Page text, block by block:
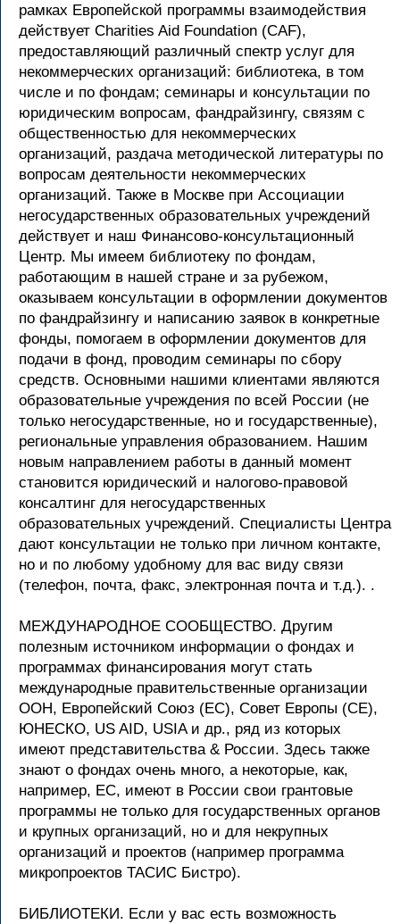
рамках Европейской программы взаимодействия
действует Charities Aid Foundation (CAF),
предоставляющий различный спектр услуг для
некоммерческих организаций: библиотека, в том
числе и по фондам; семинары и консультации по
юридическим вопросам, фандрайзингу, связям с
общественностью для некоммерческих
организаций, раздача методической литературы по
вопросам деятельности некоммерческих
организаций. Также в Москве при Ассоциации
негосударственных образовательных учреждений
действует и наш Финансово-консультационный
Центр. Мы имеем библиотеку по фондам,
работающим в нашей стране и за рубежом,
оказываем консультации в оформлении документов
по фандрайзингу и написанию заявок в конкретные
фонды, помогаем в оформлении документов для
подачи в фонд, проводим семинары по сбору
средств. Основными нашими клиентами являются
образовательные учреждения по всей России (не
только негосударственные, но и государственные),
региональные управления образованием. Нашим
новым направлением работы в данный момент
становится юридический и налогово-правовой
консалтинг для негосударственных
образовательных учреждений. Специалисты Центра
дают консультации не только при личном контакте,
но и по любому удобному для вас виду связи
(телефон, почта, факс, электронная почта и т.д.). .
МЕЖДУНАРОДНОЕ СООБЩЕСТВО. Другим
полезным источником информации о фондах и
программах финансирования могут стать
международные правительственные организации
ООН, Европейский Союз (ЕС), Совет Европы (СЕ),
ЮНЕСКО, US AID, USIA и др., ряд из которых
имеют представительства & России. Здесь также
знают о фондах очень много, а некоторые, как,
например, ЕС, имеют в России свои грантовые
программы не только для государственных органов
и крупных организаций, но и для некрупных
организаций и проектов (например программа
микропроектов ТАСИС Бистро).
БИБЛИОТЕКИ. Если у вас есть возможность